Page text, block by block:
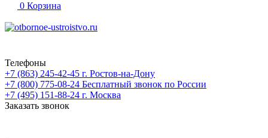
0 Корзина
Телефоны
+7 (863) 245-42-45 г. Ростов-на-Дону
+7 (800) 775-08-24 Бесплатный звонок по России
+7 (495) 151-88-24 г. Москва
Заказать звонок